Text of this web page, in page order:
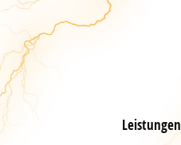
Leistungen